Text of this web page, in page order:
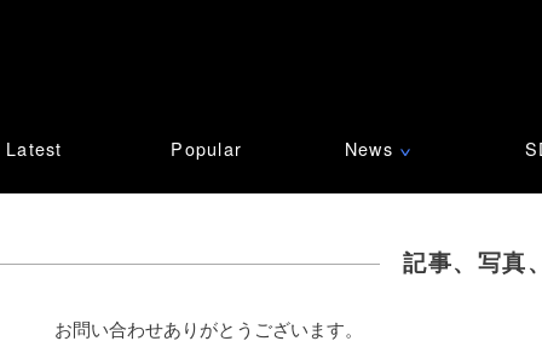
Latest Popular News ∨
記事、写真
お問い合わせありがとうございます。